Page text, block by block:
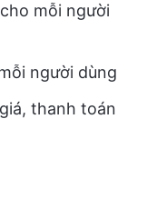
mỗi người
người dùng
thanh toán